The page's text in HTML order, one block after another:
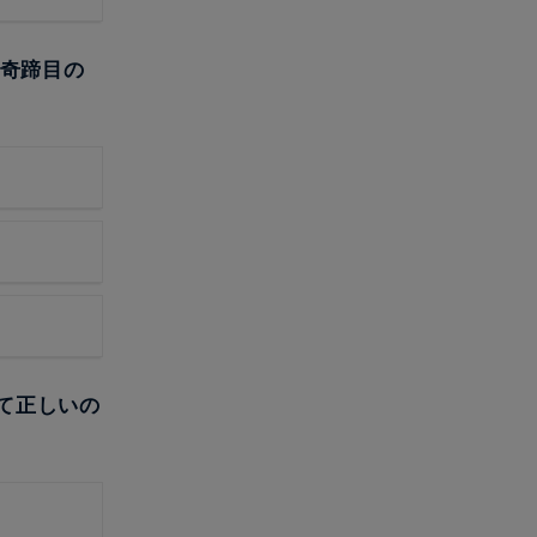
蹄目の
正しいの